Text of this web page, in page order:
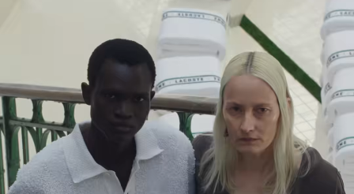
Aufgesticktes Krokodil auf der Brust
NICHT IM TROMMELTROCKNER TROCKNEN
BÜGELN MIT MITTLERER TEMPERATUR 150
GRAD CELSIUS
NICHT CHEMISCH REINIGEN
TROCKNEN AUF DER WASCHELEINE
Lacoste ist bestrebt, das Produkt während des gesamten
Herstellungsprozesses zu verfolgen. Transparenz in der
Wertschöpfungskette, Kenntnis der Lieferanten und des
Ökosystems... kein einziger Faden wird ohne die Aufsicht
des Krokodils gewebt.
Erfahren Sie hier mehr